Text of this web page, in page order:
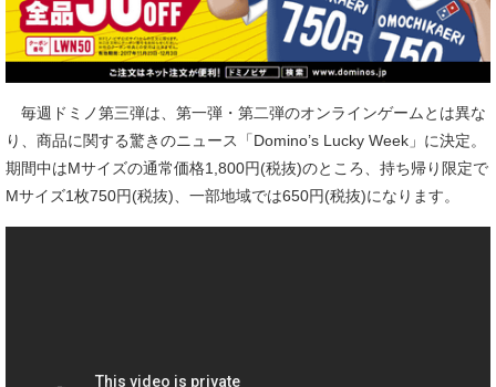
毎週ドミノ第三弾は、第一弾・第二弾のオンラインゲームとは異な
り、商品に関する驚きのニュース「Domino’s Lucky Week」に決定。
期間中はMサイズの通常価格1,800円(税抜)のところ、持ち帰り限定で
Mサイズ1枚750円(税抜)、一部地域では650円(税抜)になります。